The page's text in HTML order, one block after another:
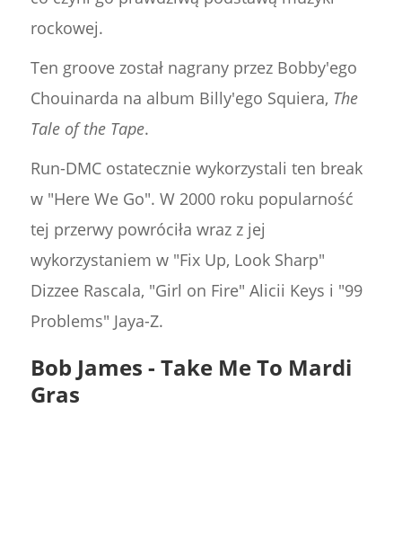
rockowej.
Ten groove został nagrany przez Bobby'ego
Chouinarda na album Billy'ego Squiera, The
Tale of the Tape.
Run-DMC ostatecznie wykorzystali ten break
w "Here We Go". W 2000 roku popularność
tej przerwy powróciła wraz z jej
wykorzystaniem w "Fix Up, Look Sharp"
Dizzee Rascala, "Girl on Fire" Alicii Keys i "99
Problems" Jaya-Z.
Bob James - Take Me To Mardi
Gras